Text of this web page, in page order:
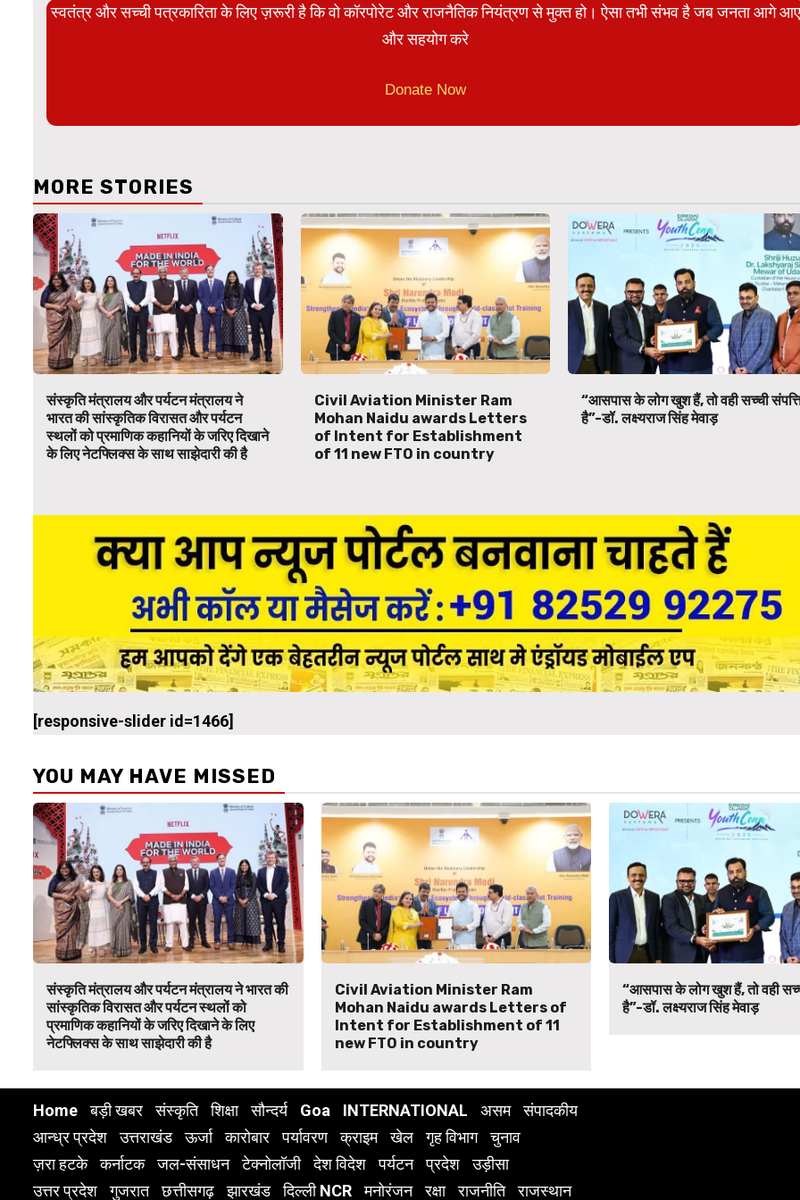
स्वतंत्र और सच्ची पत्रकारिता के लिए ज़रूरी है कि वो कॉरपोरेट और राजनैतिक नियंत्रण से मुक्त हो। ऐसा तभी संभव है जब जनता आगे आए
और सहयोग करे
Donate Now
MORE STORIES
संस्कृति मंत्रालय और पर्यटन मंत्रालय ने
भारत की सांस्कृतिक विरासत और पर्यटन
स्थलों को प्रमाणिक कहानियों के जरिए दिखाने
के लिए नेटफ्लिक्स के साथ साझेदारी की है
Civil Aviation Minister Ram
Mohan Naidu awards Letters
of Intent for Establishment
of 11 new FTO in country
“आसपास के लोग खुश हैं, तो वही सच्ची
है”-डॉ. लक्ष्यराज सिंह मेवाड़
[responsive-slider id=1466]
YOU MAY HAVE MISSED
संस्कृति मंत्रालय और पर्यटन मंत्रालय ने भारत की
सांस्कृतिक विरासत और पर्यटन स्थलों को
प्रमाणिक कहानियों के जरिए दिखाने के लिए
नेटफ्लिक्स के साथ साझेदारी की है
Civil Aviation Minister Ram
Mohan Naidu awards Letters of
Intent for Establishment of 11
new FTO in country
“आसपास के लोग खुश हैं, तो वही
है”-डॉ. लक्ष्यराज सिंह मेवाड़
Home बड़ी खबर संस्कृति शिक्षा सौन्दर्य Goa INTERNATIONAL असम
संपादकीय
आन्ध्र प्रदेश
उत्तराखंड ऊर्जा कारोबार पर्यावरण क्राइम खेल गृह विभाग
चुनाव
ज़रा हटके
कर्नाटक जल-संसाधन टेक्नोलॉजी देश विदेश पर्यटन प्रदेश
उड़ीसा
उत्तर प्रदेश
गुजरात छत्तीसगढ़ झारखंड दिल्ली NCR मनोरंजन रक्षा राजनीति राजस्थान